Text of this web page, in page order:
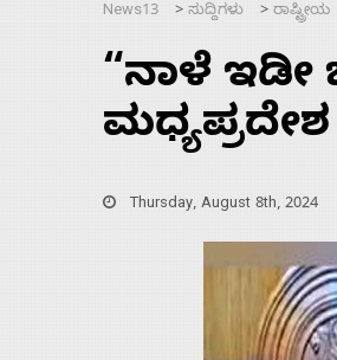
News13 > ಸುದ್ದಿಗಳು > ರಾಷ್ಟ್ರೀಯ
“ನಾಳೆ ಇಡೀ
Thursday, August 8th, 2024